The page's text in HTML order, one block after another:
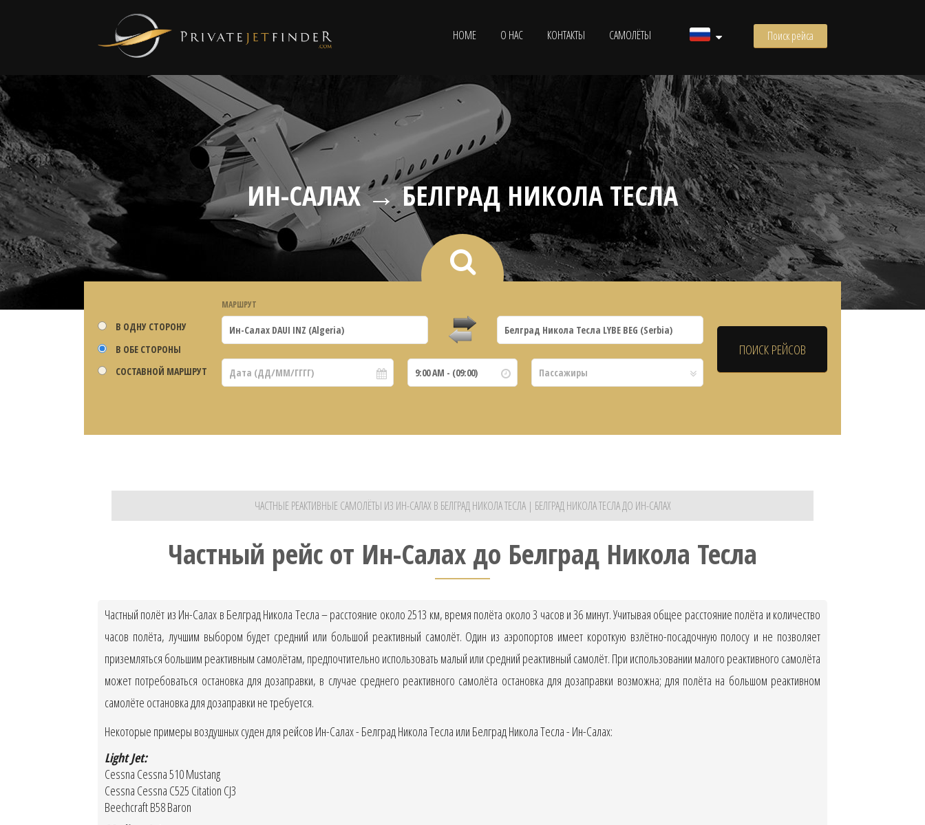
HOME О НАС КОНТАКТЫ САМОЛЁТЫ Поиск рейса
ИН-САЛАХ → БЕЛГРАД НИКОЛА ТЕСЛА
В ОДНУ СТОРОНУ
В ОБЕ СТОРОНЫ
СОСТАВНОЙ МАРШРУТ
МАРШРУТ
ЧАСТНЫЕ РЕАКТИВНЫЕ САМОЛЁТЫ ИЗ ИН-САЛАХ В БЕЛГРАД НИКОЛА ТЕСЛА | БЕЛГРАД НИКОЛА ТЕСЛА ДО ИН-САЛАХ
Частный рейс от Ин-Салах до Белград Никола Тесла
Частный полёт из Ин-Салах в Белград Никола Тесла – расстояние около 2513 км, время полёта около 3 часов и 36 минут. Учитывая общее расстояние полёта и количество
часов полёта, лучшим выбором будет средний или большой реактивный самолёт. Один из аэропортов имеет короткую взлётно-посадочную полосу и не позволяет
приземляться большим реактивным самолётам, предпочтительно использовать малый или средний реактивный самолёт. При использовании малого реактивного самолёта
может потребоваться остановка для дозаправки, в случае среднего реактивного самолёта остановка для дозаправки возможна; для полёта на большом реактивном
самолёте остановка для дозаправки не требуется.
Некоторые примеры воздушных суден для рейсов Ин-Салах - Белград Никола Тесла или Белград Никола Тесла - Ин-Салах:
Light Jet:
Cessna Cessna 510 Mustang
Cessna Cessna C525 Citation CJ3
Beechcraft B58 Baron